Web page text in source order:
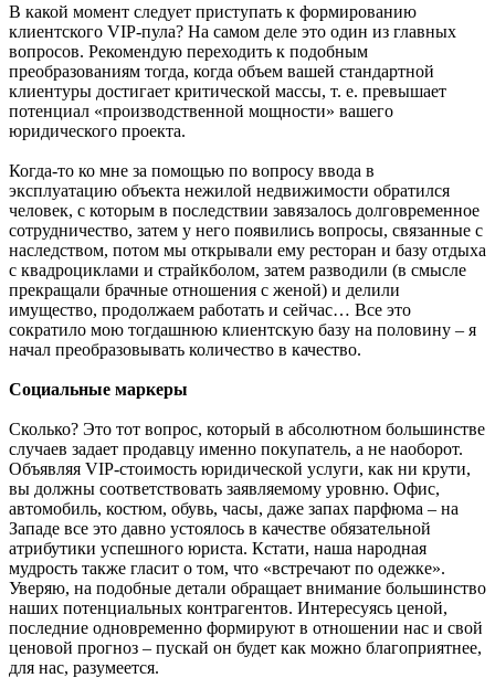
В какой момент следует приступать к формированию
клиентского VIP-пула? На самом деле это один из главных
вопросов. Рекомендую переходить к подобным
преобразованиям тогда, когда объем вашей стандартной
клиентуры достигает критической массы, т. е. превышает
потенциал «производственной мощности» вашего
юридического проекта.
Когда-то ко мне за помощью по вопросу ввода в
эксплуатацию объекта нежилой недвижимости обратился
человек, с которым в последствии завязалось долговременное
сотрудничество, затем у него появились вопросы, связанные с
наследством, потом мы открывали ему ресторан и базу отдыха
с квадроциклами и страйкболом, затем разводили (в смысле
прекращали брачные отношения с женой) и делили
имущество, продолжаем работать и сейчас… Все это
сократило мою тогдашнюю клиентскую базу на половину – я
начал преобразовывать количество в качество.
Социальные маркеры
Сколько? Это тот вопрос, который в абсолютном большинстве
случаев задает продавцу именно покупатель, а не наоборот.
Объявляя VIP-стоимость юридической услуги, как ни крути,
вы должны соответствовать заявляемому уровню. Офис,
автомобиль, костюм, обувь, часы, даже запах парфюма – на
Западе все это давно устоялось в качестве обязательной
атрибутики успешного юриста. Кстати, наша народная
мудрость также гласит о том, что «встречают по одежке».
Уверяю, на подобные детали обращает внимание большинство
наших потенциальных контрагентов. Интересуясь ценой,
последние одновременно формируют в отношении нас и свой
ценовой прогноз – пускай он будет как можно благоприятнее,
для нас, разумеется.